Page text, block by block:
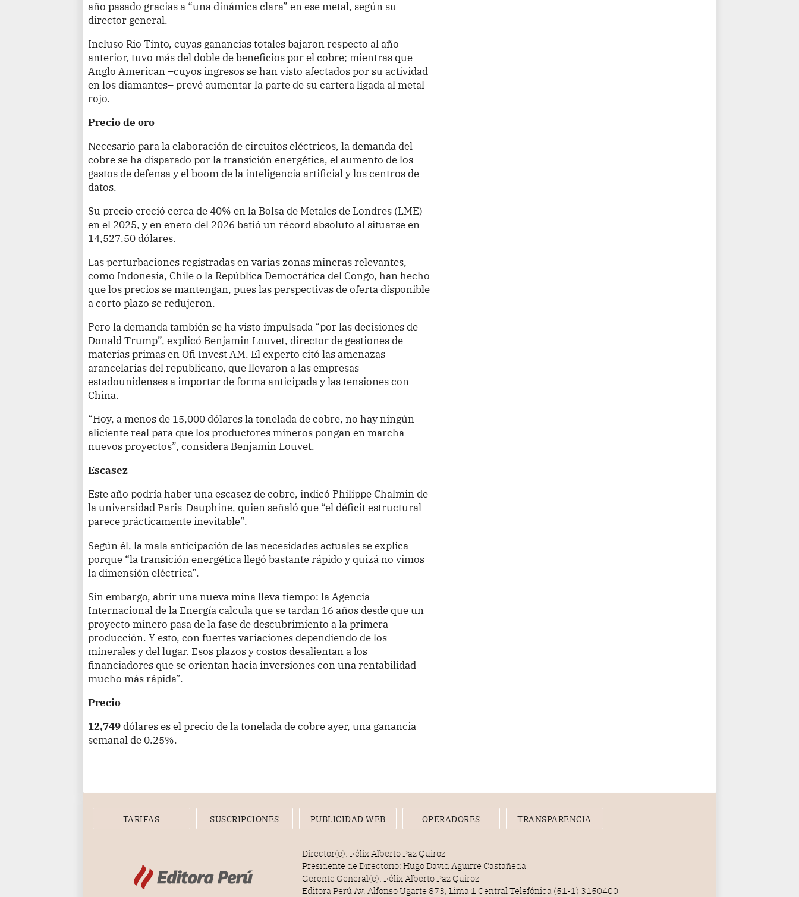
año pasado gracias a “una dinámica clara” en ese metal, según su
director general.
Incluso Rio Tinto, cuyas ganancias totales bajaron respecto al año
anterior, tuvo más del doble de beneficios por el cobre; mientras que
Anglo American –cuyos ingresos se han visto afectados por su actividad
en los diamantes– prevé aumentar la parte de su cartera ligada al metal
rojo.
Precio de oro
Necesario para la elaboración de circuitos eléctricos, la demanda del
cobre se ha disparado por la transición energética, el aumento de los
gastos de defensa y el boom de la inteligencia artificial y los centros de
datos.
Su precio creció cerca de 40% en la Bolsa de Metales de Londres (LME)
en el 2025, y en enero del 2026 batió un récord absoluto al situarse en
14,527.50 dólares.
Las perturbaciones registradas en varias zonas mineras relevantes,
como Indonesia, Chile o la República Democrática del Congo, han hecho
que los precios se mantengan, pues las perspectivas de oferta disponible
a corto plazo se redujeron.
Pero la demanda también se ha visto impulsada “por las decisiones de
Donald Trump”, explicó Benjamin Louvet, director de gestiones de
materias primas en Ofi Invest AM. El experto citó las amenazas
arancelarias del republicano, que llevaron a las empresas
estadounidenses a importar de forma anticipada y las tensiones con
China.
“Hoy, a menos de 15,000 dólares la tonelada de cobre, no hay ningún
aliciente real para que los productores mineros pongan en marcha
nuevos proyectos”, considera Benjamin Louvet.
Escasez
Este año podría haber una escasez de cobre, indicó Philippe Chalmin de
la universidad Paris-Dauphine, quien señaló que “el déficit estructural
parece prácticamente inevitable”.
Según él, la mala anticipación de las necesidades actuales se explica
porque “la transición energética llegó bastante rápido y quizá no vimos
la dimensión eléctrica”.
Sin embargo, abrir una nueva mina lleva tiempo: la Agencia
Internacional de la Energía calcula que se tardan 16 años desde que un
proyecto minero pasa de la fase de descubrimiento a la primera
producción. Y esto, con fuertes variaciones dependiendo de los
minerales y del lugar. Esos plazos y costos desalientan a los
financiadores que se orientan hacia inversiones con una rentabilidad
mucho más rápida”.
Precio
12,749dólares es el precio de la tonelada de cobre ayer, una ganancia
semanal de 0.25%.
TARIFAS SUSCRIPCIONES PUBLICIDAD WEB OPERADORES TRANSPARENCIA
Director(e): Félix Alberto Paz Quiroz
Presidente de Directorio: Hugo David Aguirre Castañeda
Gerente General(e): Félix Alberto Paz Quiroz
Editora Perú Av. Alfonso Ugarte 873, Lima 1 Central Telefónica (51-1) 3150400